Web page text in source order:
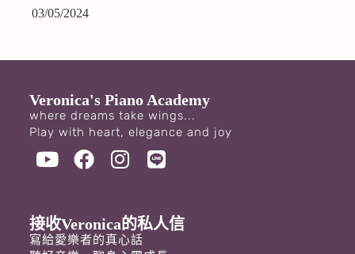
03/05/2024
Veronica's Piano Academy
where dreams take wings...
Play with heart, elegance and joy
接收Veronica的私人信
寫給愛樂者的真心話